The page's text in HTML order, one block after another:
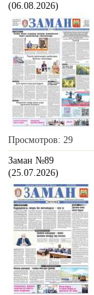
(06.08.2026)
Просмотров: 29
Заман №89
(25.07.2026)